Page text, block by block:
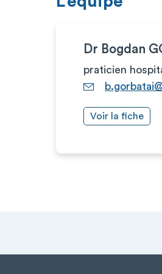
Dr Bogdan
praticien
Voir la fiche